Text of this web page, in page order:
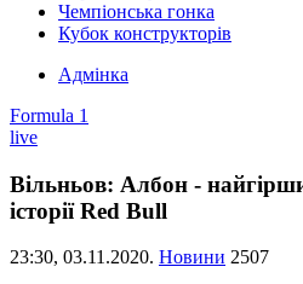
Чемпіонська гонка
Кубок конструкторів
Адмінка
Formula 1
live
Вільньов: Албон -
історії Red Bull
23:30, 03.11.2020. Новини 2507